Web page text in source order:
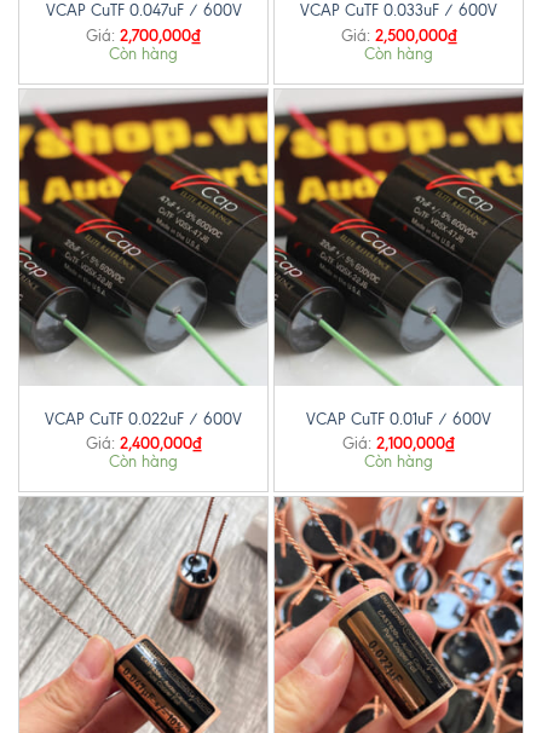
VCAP CuTF 0.047uF / 600V
Giá: 2,700,000₫
Còn hàng
VCAP CuTF 0.033uF / 600V
Giá: 2,500,000₫
Còn hàng
VCAP CuTF 0.022uF / 600V
Giá: 2,400,000₫
Còn hàng
VCAP CuTF 0.01uF / 600V
Giá: 2,100,000₫
Còn hàng